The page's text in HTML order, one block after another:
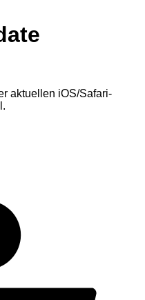
aktuellen iOS/Safari-